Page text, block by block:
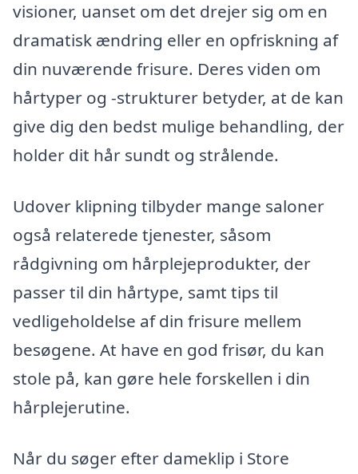
visioner, uanset om det drejer sig om en
dramatisk ændring eller en opfriskning af
din nuværende frisure. Deres viden om
hårtyper og -strukturer betyder, at de kan
give dig den bedst mulige behandling, der
holder dit hår sundt og strålende.
Udover klipning tilbyder mange saloner
også relaterede tjenester, såsom
rådgivning om hårplejeprodukter, der
passer til din hårtype, samt tips til
vedligeholdelse af din frisure mellem
besøgene. At have en god frisør, du kan
stole på, kan gøre hele forskellen i din
hårplejerutine.
Når du søger efter dameklip i Store